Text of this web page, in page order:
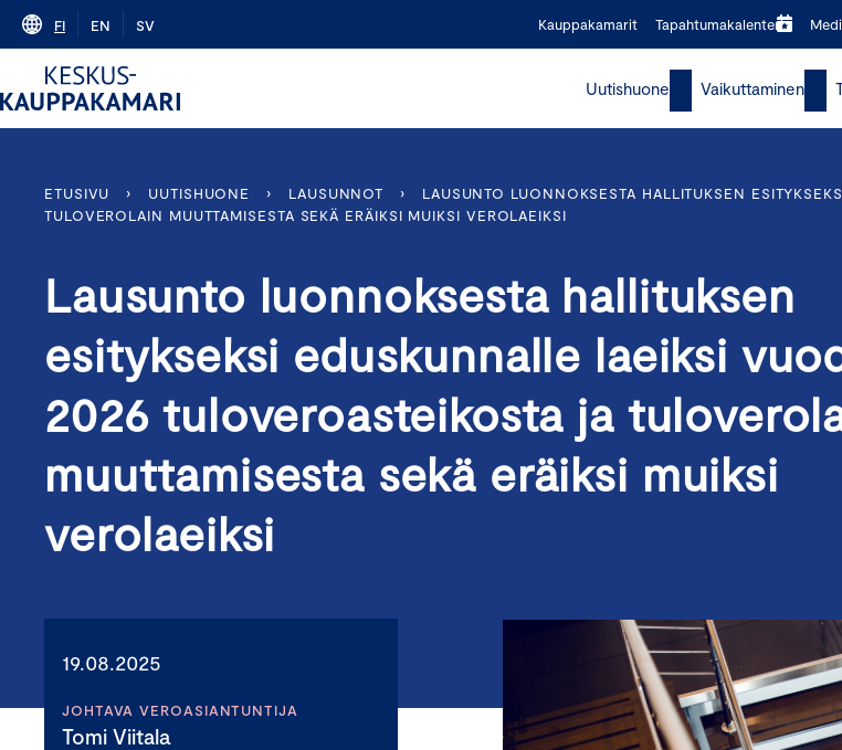
Skip
content
FI EN SV Kauppakamarit Tapahtumakalenteri
Uutishuone Vaikuttaminen
ETUSIVU › UUTISHUONE › LAUSUNNOT ›
LAUSUNTO LUONNOKSESTA HALLITUKSEN
TULOVEROLAIN MUUTTAMISESTA SEKÄ ERÄIKSI MUIKSI VEROLAEIKSI
Lausunto luonnoksesta hallituksen
esitykseksi eduskunnalle laeiksi
2026 tuloveroasteikosta ja
muuttamisesta sekä eräiksi muiksi
verolaeiksi
19.08.2025
JOHTAVA VEROASIANTUNTIJA
Tomi Viitala